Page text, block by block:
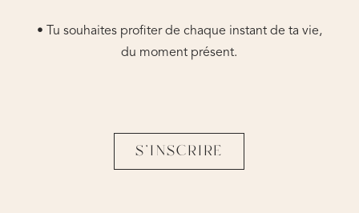
• Tu souhaites profiter de chaque instant de ta vie,
du moment présent.
S'INSCRIRE